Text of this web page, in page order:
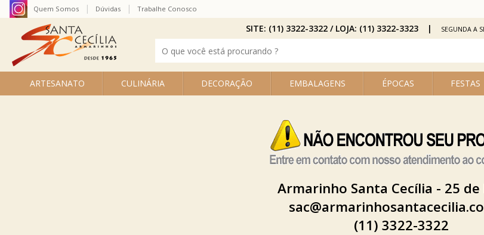
ARTESANATO CULINÁRIA DECORAÇÃO EMBALAGENS ÉPOCAS FESTAS
Quem Somos Dúvidas Trabalhe Conosco
SITE: (11) 3322-3322 / LOJA: (11) 3322-3323 SEGUNDA A
Armarinho Santa Cecília - 25
(11) 3322-3322